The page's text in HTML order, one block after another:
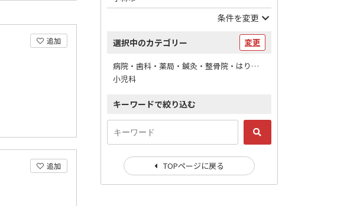
追加
追加
条件を変更
選択中のカテゴリー 変更
病院・歯科・薬局・鍼灸・整骨院・はりマッサージ / 病院
小児科
キーワードで絞り込む
TOPページに戻る